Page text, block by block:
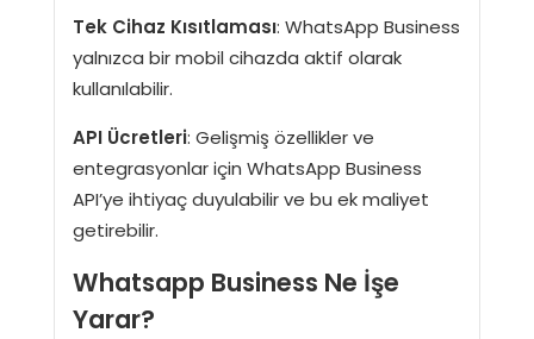
Tek Cihaz Kısıtlaması: WhatsApp Business
yalnızca bir mobil cihazda aktif olarak
kullanılabilir.
API Ücretleri: Gelişmiş özellikler ve
entegrasyonlar için WhatsApp Business
API’ye ihtiyaç duyulabilir ve bu ek maliyet
getirebilir.
Whatsapp Business Ne İşe
Yarar?